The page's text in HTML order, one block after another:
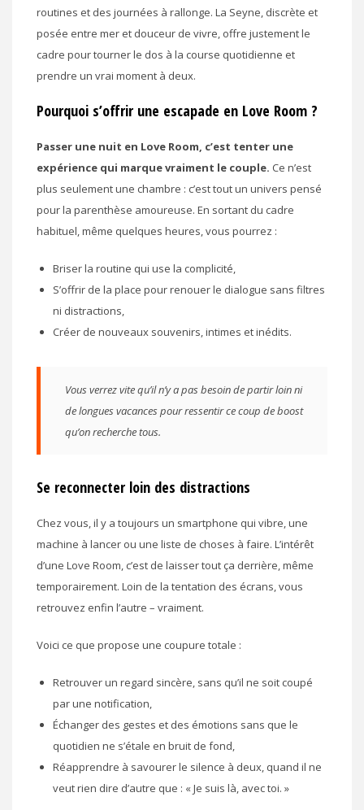
routines et des journées à rallonge. La Seyne, discrète et
posée entre mer et douceur de vivre, offre justement le
cadre pour tourner le dos à la course quotidienne et
prendre un vrai moment à deux.
Pourquoi s’offrir une escapade en Love Room ?
Passer une nuit en Love Room, c’est tenter une
expérience qui marque vraiment le couple. Ce n’est
plus seulement une chambre : c’est tout un univers pensé
pour la parenthèse amoureuse. En sortant du cadre
habituel, même quelques heures, vous pourrez :
Briser la routine qui use la complicité,
S’offrir de la place pour renouer le dialogue sans filtres
ni distractions,
Créer de nouveaux souvenirs, intimes et inédits.
Vous verrez vite qu’il n’y a pas besoin de partir loin ni
de longues vacances pour ressentir ce coup de boost
qu’on recherche tous.
Se reconnecter loin des distractions
Chez vous, il y a toujours un smartphone qui vibre, une
machine à lancer ou une liste de choses à faire. L’intérêt
d’une Love Room, c’est de laisser tout ça derrière, même
temporairement. Loin de la tentation des écrans, vous
retrouvez enfin l’autre – vraiment.
Voici ce que propose une coupure totale :
Retrouver un regard sincère, sans qu’il ne soit coupé
par une notification,
Échanger des gestes et des émotions sans que le
quotidien ne s’étale en bruit de fond,
Réapprendre à savourer le silence à deux, quand il ne
veut rien dire d’autre que : « Je suis là, avec toi. »